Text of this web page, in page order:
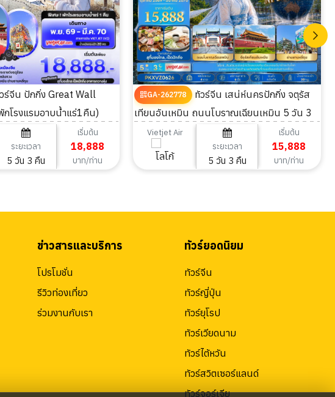
โรงแรมอาบน้ำแร่1คืน)
ระยะเวลา
5 วัน 3 คืน
เริ่มต้น
18,888
บาท/ท่าน
GA-262778
nัวร์จีน เสน่ห์นครปักกิ่ง จตุรัส
เทียนอันเหมิน ถนนโบราณเฉียนเหมิน 5 วัน 3
Vietjet Air
ระยะเวลา
5 วัน 3 คืน
เริ่มต้น
15,888
บาท/ท่าน
ข่าวสารและบริการ
โปรโมชั่น
รีวิวท่องเที่ยว
ร่วมงานกับเรา
ทัวร์ยอดนิยม
ทัวร์จีน
ทัวร์ญี่ปุ่น
ทัวร์ยุโรป
ทัวร์เวียดนาม
ทัวร์ไต้หวัน
ทัวร์สวิตเซอร์แลนด์
ทัวร์จอร์เจีย